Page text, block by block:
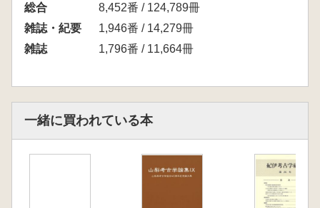
総合
8,452番 / 124,789冊
雑誌・紀要
1,946番 / 14,279冊
雑誌
1,796番 / 11,664冊
一緒に買われている本